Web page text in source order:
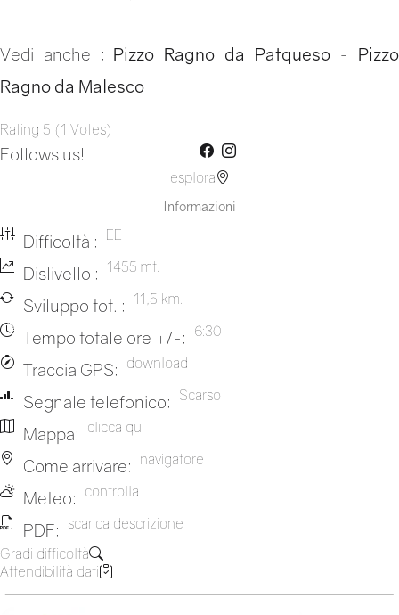
Vedi anche : Pizzo Ragno da Patqueso- Pizzo
Ragno da Malesco
Rating 5 (1 Votes)
Follows us!
esplora
Informazioni
Difficoltà : EE
Dislivello : 1455 mt.
Sviluppo tot. : 11,5 km.
Tempo totale ore +/-: 6:30
Traccia GPS: download
Segnale telefonico: Scarso
Mappa: clicca qui
Come arrivare: navigatore
Meteo: controlla
PDF: scarica descrizione
Gradi difficoltà
Attendibilità dati